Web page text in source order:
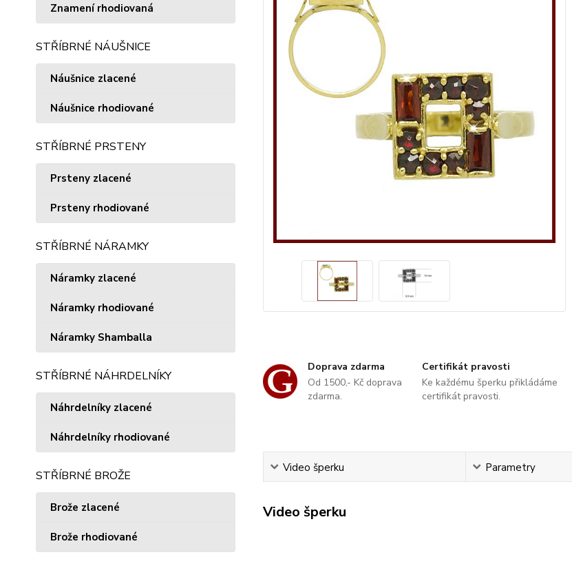
Znamení rhodiovaná
STŘÍBRNÉ NÁUŠNICE
Náušnice zlacené
Náušnice rhodiované
STŘÍBRNÉ PRSTENY
Prsteny zlacené
Prsteny rhodiované
STŘÍBRNÉ NÁRAMKY
Náramky zlacené
Náramky rhodiované
Náramky Shamballa
STŘÍBRNÉ NÁHRDELNÍKY
Náhrdelníky zlacené
Náhrdelníky rhodiované
STŘÍBRNÉ BROŽE
Brože zlacené
Brože rhodiované
Doprava zdarma
Od 1500,- Kč doprava
zdarma.
Certifikát pravosti
Ke každému šperku přikládáme
certifikát pravosti.
Video šperku Parametry
Video šperku